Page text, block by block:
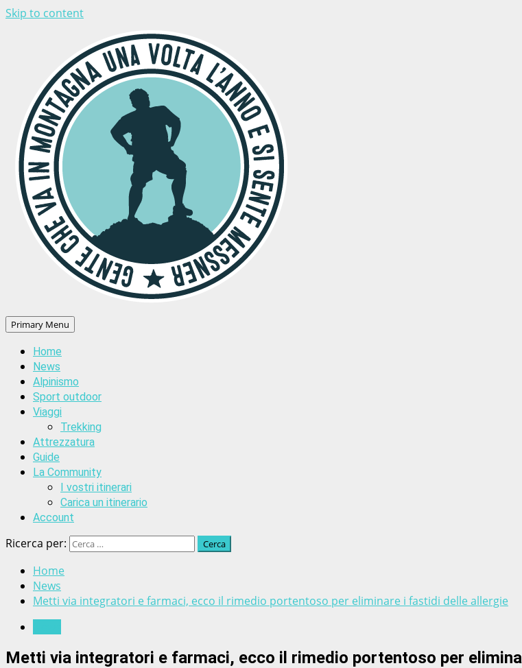
Skip to content
Primary Menu
Home
News
Alpinismo
Sport outdoor
Viaggi
Trekking
Attrezzatura
Guide
La Community
I vostri itinerari
Carica un itinerario
Account
Ricerca per:
Home
News
Metti via integratori e farmaci, ecco il rimedio portentoso per eliminare i fastidi delle allergie
Metti via integratori e farmaci, ecco il rimedio portentoso per